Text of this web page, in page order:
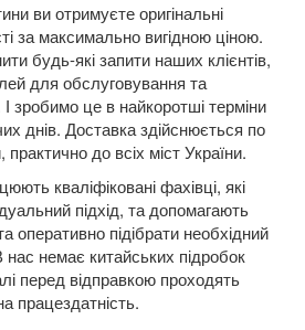
BWY, B4Y)
ви отримуєте оригінальні
за максимально вигідною ціною.
будь-які запити наших клієнтів,
для обслуговування та
зробимо це в найкоротші терміни
днів. Доставка здійснюється по
практично до всіх міст України.
кваліфіковані фахівці, які
підхід, та допомагають
оперативно підібрати необхідний
нас немає китайських підробок
перед відправкою проходять
працездатність.